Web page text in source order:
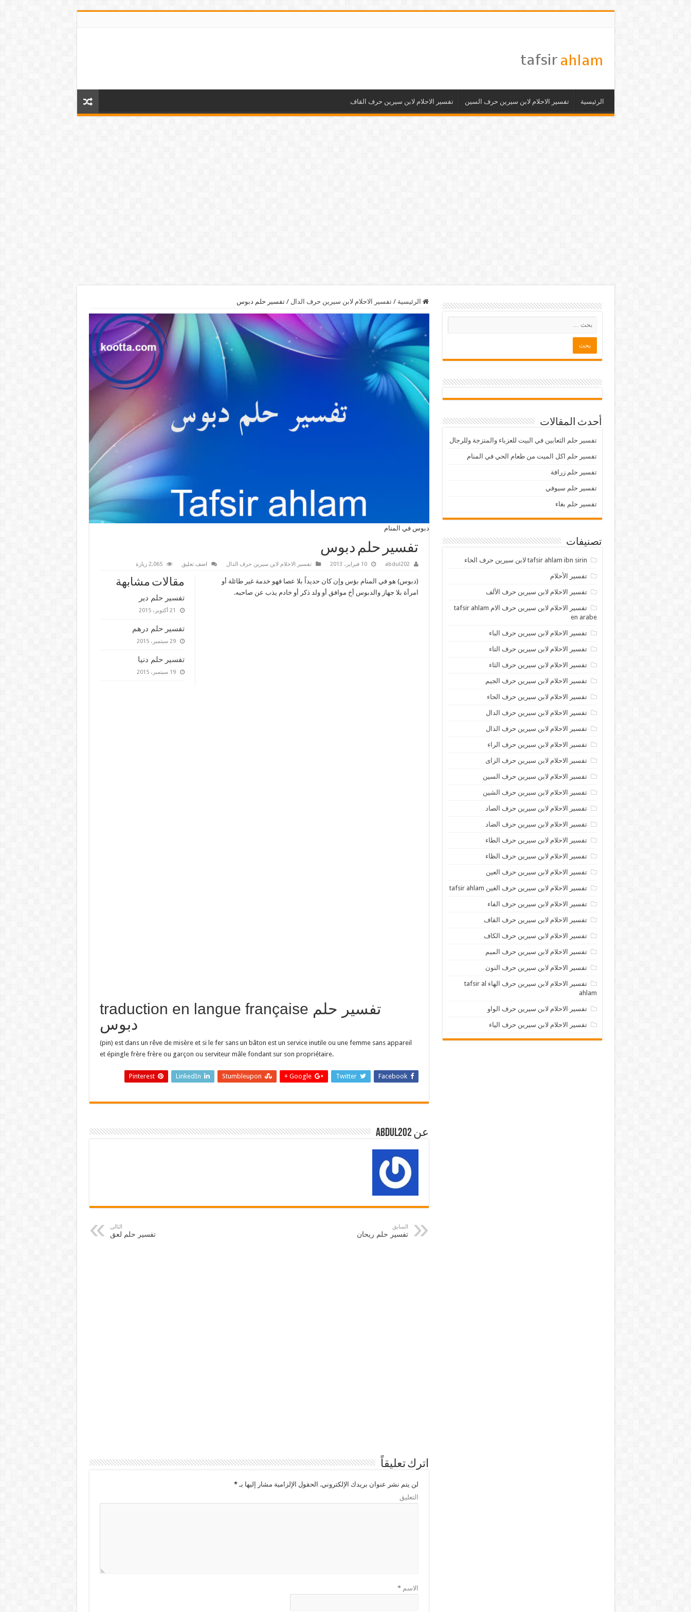
الرئيسية تفسير الاحلام لابن سيرين حرف السين تفسير الاحلام لابن سيرين حرف القاف
الرئيسية / تفسير الاحلام لابن سيرين حرف الدال / تفسير حلم دبوس
دبوس في المنام
تفسير حلم دبوس
abdul202 10 فبراير، 2013 تفسير الاحلام لابن سيرين حرف الدال اضف تعليق 2,065 زيارة
مقالات مشابهة
تفسير حلم دير
21 أكتوبر، 2015
تفسير حلم درهم
29 سبتمبر، 2015
تفسير حلم دنيا
19 سبتمبر، 2015
(دبوس) هو في المنام بؤس وإن كان حديداً بلا عصا فهو خدمة غير طائلة أو
امرأة بلا جهاز والدبوس أخ موافق أو ولد ذكر أو خادم يذب عن صاحبه.
traduction en langue française تفسير حلم
دبوس
(pin) est dans un rêve de misère et si le fer sans un bâton est un service inutile ou une femme sans appareil
et épingle frère frère ou garçon ou serviteur mâle fondant sur son propriétaire.
Facebook
Twitter
Google +
Stumbleupon
LinkedIn
Pinterest
عن abdul202
السابق
تفسير حلم ريحان
التالي
تفسير حلم لعق
اترك تعليقاً
لن يتم نشر عنوان بريدك الإلكتروني. الحقول الإلزامية مشار إليها بـ*
التعليق
الاسم*
أحدث المقالات
تفسير حلم الثعابين في البيت للعزباء والمتزجة وللرجال
تفسير حلم اكل الميت من طعام الحي في المنام
تفسير حلم زرافة
تفسير حلم سيوفي
تفسير حلم بغاء
تصنيفات
tafsir ahlam ibn sirin لابن سيرين حرف الخاء
تفسير الأحلام
تفسير الاحلام لابن سيرين حرف الألف
تفسير الاحلام لابن سيرين حرف الام tafsir ahlam
en arabe
تفسير الاحلام لابن سيرين حرف الباء
تفسير الاحلام لابن سيرين حرف التاء
تفسير الاحلام لابن سيرين حرف الثاء
تفسير الاحلام لابن سيرين حرف الجيم
تفسير الاحلام لابن سيرين حرف الحاء
تفسير الاحلام لابن سيرين حرف الدال
تفسير الاحلام لابن سيرين حرف الذال
تفسير الاحلام لابن سيرين حرف الراء
تفسير الاحلام لابن سيرين حرف الزاى
تفسير الاحلام لابن سيرين حرف السين
تفسير الاحلام لابن سيرين حرف الشين
تفسير الاحلام لابن سيرين حرف الصاد
تفسير الاحلام لابن سيرين حرف الضاد
تفسير الاحلام لابن سيرين حرف الطاء
تفسير الاحلام لابن سيرين حرف الظاء
تفسير الاحلام لابن سيرين حرف العين
تفسير الاحلام لابن سيرين حرف الغين tafsir ahlam
تفسير الاحلام لابن سيرين حرف الفاء
تفسير الاحلام لابن سيرين حرف القاف
تفسير الاحلام لابن سيرين حرف الكاف
تفسير الاحلام لابن سيرين حرف الميم
تفسير الاحلام لابن سيرين حرف النون
تفسير الاحلام لابن سيرين حرف الهاء tafsir al
ahlam
تفسير الاحلام لابن سيرين حرف الواو
تفسير الاحلام لابن سيرين حرف الياء